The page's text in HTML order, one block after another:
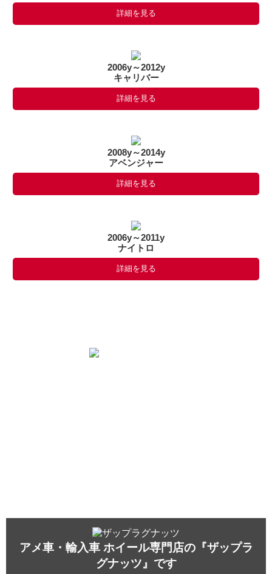
詳細を見る
2006y～2012y
キャリバー
詳細を見る
2008y～2014y
アベンジャー
詳細を見る
2006y～2011y
ナイトロ
詳細を見る
アメ車・輸入車 ホイール専門店の『ザップラ
グナッツ』です